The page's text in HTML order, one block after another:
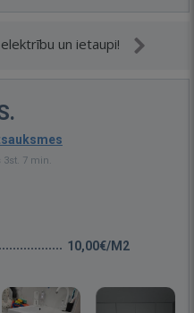
un ietaupi!
7 min.
10,00€/M2